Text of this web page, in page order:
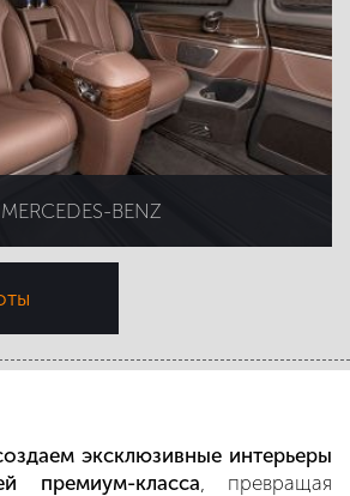
MERCEDES-BENZ
эксклюзивные интерьеры
премиум-класса , превращая